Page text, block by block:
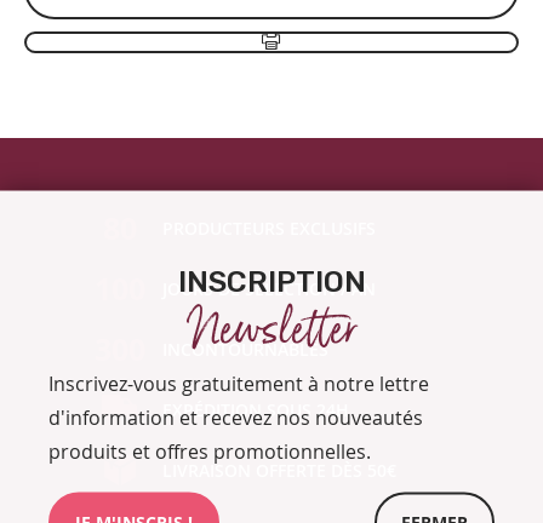
JOURS DE SÉLECTION / AN
INCONTOURNABLES
EXPÉDITION SOUS 24H
LIVRAISON OFFERTE DÈS 50€
INSCRIPTION
Newsletter
Inscrivez-vous gratuitement à notre lettre
d'information et recevez nos nouveautés
produits et offres promotionnelles.